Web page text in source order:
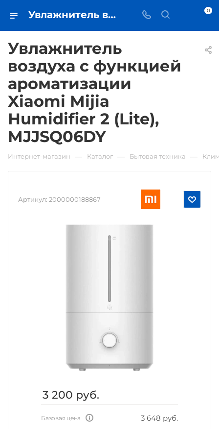
Увлажнитель воздуха с функцией ароматизации Xiaomi Mijia Humidifier 2 (Lite), MJJSQ06DY • купить в Самаре - iЧехол 0
Увлажнитель
воздуха с функцией
ароматизации
Xiaomi Mijia
Humidifier 2 (Lite),
MJJSQ06DY
Интернет-магазин Каталог Бытовая техника
Артикул: 2000000188867
3 200 руб.
Базовая цена 3 648 руб.